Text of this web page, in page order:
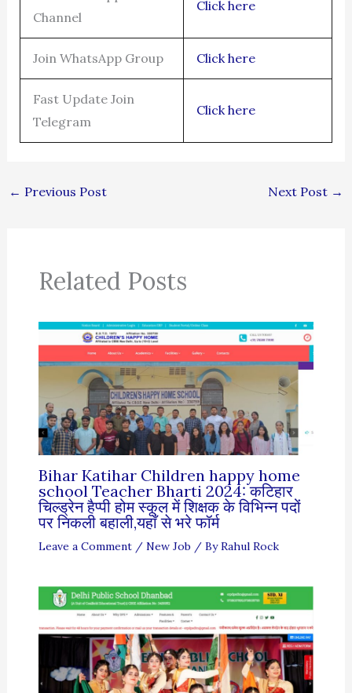
Channel
Click here
Join WhatsApp Group Click here
Fast Update Join
Telegram
Click here
← Previous Post Next Post →
Related Posts
Bihar Katihar Children happy home
school Teacher Bharti 2024: कटिहार
चिल्ड्रेन हैप्पी होम स्कूल में शिक्षक के विभिन्न पदों
पर निकली बहाली,यहाँ से भरे फॉर्म
Leave a Comment / New Job / ByRahul Rock